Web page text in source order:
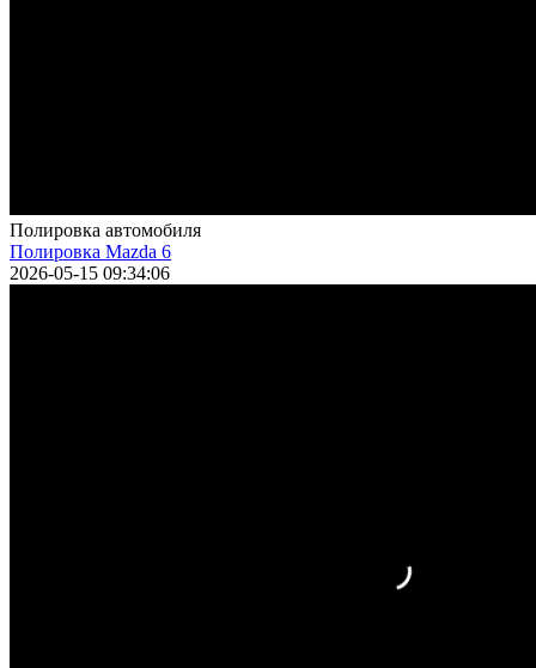
Полировка автомобиля
Полировка Mazda 6
2026-05-15 09:34:06